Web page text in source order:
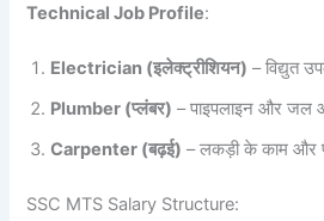
Technical Job Profile:
Electrician (इलेक्ट्रीशियन) – विद्युत
Plumber (प्लंबर) – पाइपलाइन और जल
Carpenter (बढ़ई) – लकड़ी के काम और
SSC MTS Salary Structure: